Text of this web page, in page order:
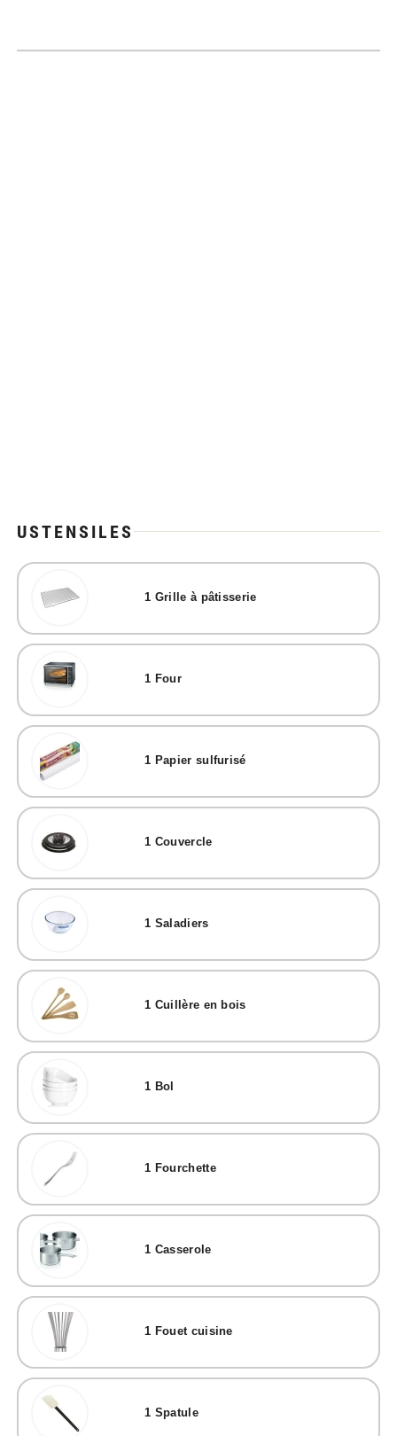
USTENSILES
1 Grille à pâtisserie
1 Four
1 Papier sulfurisé
1 Couvercle
1 Saladiers
1 Cuillère en bois
1 Bol
1 Fourchette
1 Casserole
1 Fouet cuisine
1 Spatule